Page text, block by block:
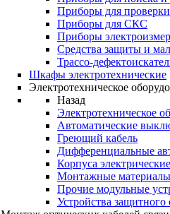
Приборы для
Приборы для СКС
Приборы
Средства защиты и
Трассо-
Шкафы электротехнические
Электротехническое
Назад
Электротехническое
Автоматические
Греющий кабель
Дифференциальные
Корпуса
Монтажные материалы
Прочие модульные
Устройства